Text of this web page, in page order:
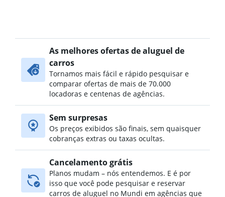
Aluguel de carros no Santa Rosa, Cali
Aluguel de carros no Versalles, Cali
As melhores ofertas de aluguel de
carros
Tornamos mais fácil e rápido pesquisar e
comparar ofertas de mais de 70.000
locadoras e centenas de agências.
Sem surpresas
Os preços exibidos são finais, sem quaisquer
cobranças extras ou taxas ocultas.
Cancelamento grátis
Planos mudam – nós entendemos. E é por
isso que você pode pesquisar e reservar
carros de aluguel no Mundi em agências que